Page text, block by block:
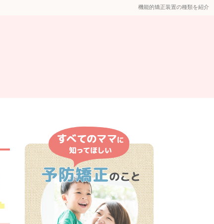
機能的矯正装置の種類を紹介